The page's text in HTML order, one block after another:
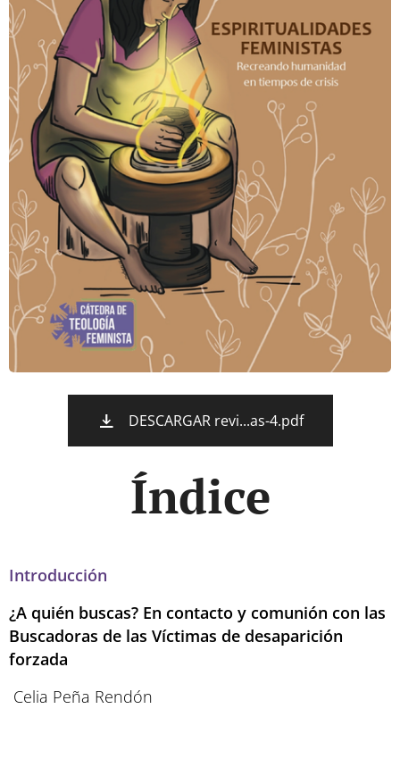
DESCARGAR revi...as-4.pdf
Índice
Introducción
¿A quién buscas? En contacto y comunión con las
Buscadoras de las Víctimas de desaparición
forzada
Celia Peña Rendón